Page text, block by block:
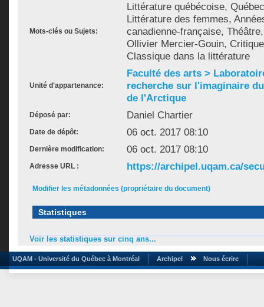
Mots-clés ou Sujets:
Littérature québécoise,
Littérature des femmes,
canadienne-française,
Ollivier Mercier-Gouin,
Classique dans la littérature
Unité d'appartenance:
Faculté des arts >
recherche sur l'imaginaire
de l'Arctique
Déposé par: Daniel Chartier
Date de dépôt: 06 oct. 2017 08:10
Dernière modification: 06 oct. 2017 08:10
Adresse URL : https://archipel.uqam.ca/
Modifier les métadonnées (propriétaire du document)
Statistiques
Voir les statistiques sur cinq ans...
UQAM - Université du Québec à Montréal Archipel Nous écrire